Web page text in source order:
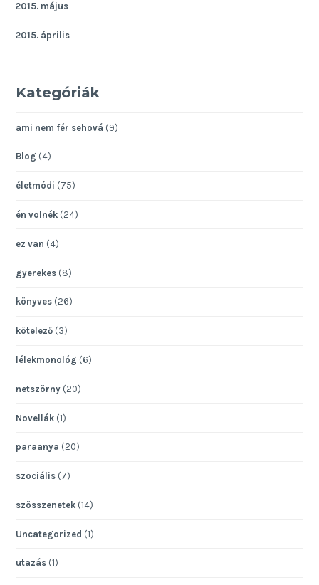
2015. május
2015. április
Kategóriák
ami nem fér sehová (9)
Blog (4)
életmódi (75)
én volnék (24)
ez van (4)
gyerekes (8)
könyves (26)
kötelező (3)
lélekmonológ (6)
netszörny (20)
Novellák (1)
paraanya (20)
szociális (7)
szösszenetek (14)
Uncategorized (1)
utazás (1)